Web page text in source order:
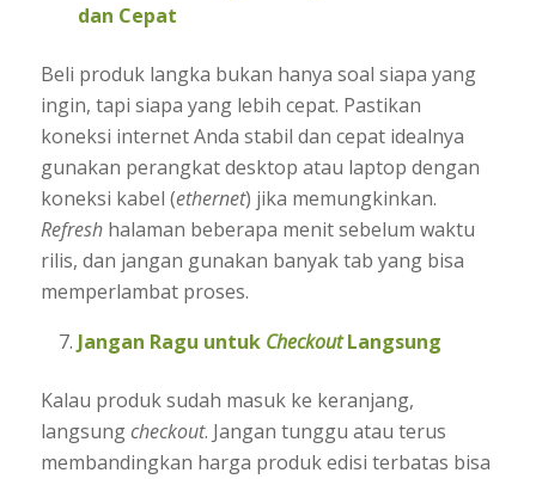
dan Cepat
Beli produk langka bukan hanya soal siapa yang
ingin, tapi siapa yang lebih cepat. Pastikan
koneksi internet Anda stabil dan cepat idealnya
gunakan perangkat desktop atau laptop dengan
koneksi kabel (ethernet) jika memungkinkan.
Refresh halaman beberapa menit sebelum waktu
rilis, dan jangan gunakan banyak tab yang bisa
memperlambat proses.
Jangan Ragu untuk CheckoutLangsung
Kalau produk sudah masuk ke keranjang,
langsungcheckout. Jangan tunggu atau terus
membandingkan harga produk edisi terbatas bisa